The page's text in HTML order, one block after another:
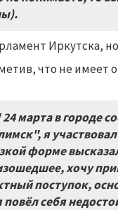
Иркутска,
что не имеет
марта в городе
я
форме
хочу
поступок,
себя